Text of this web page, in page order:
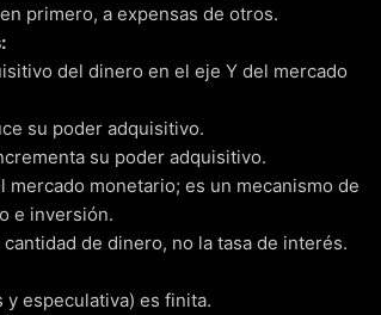
primero, a expensas de otros.
del dinero en el eje Y del mercado
su poder adquisitivo.
su poder adquisitivo.
monetario; es un mecanismo de
e inversión.
de dinero, no la tasa de interés.
y especulativa) es finita.